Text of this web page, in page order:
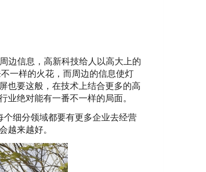
边信息，高新科技给人以高大上的
一样的火花，而周边的信息使灯
也要这般，在技术上结合更多的高
绝对能有一番不一样的局面。
细分领域都要有更多企业去经营
越来越好。